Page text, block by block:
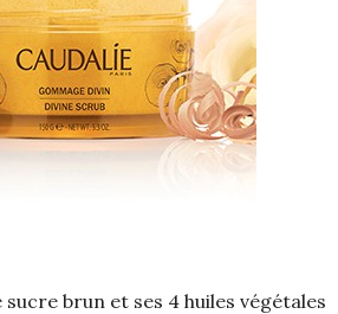
sucre brun et ses 4 huiles végétales